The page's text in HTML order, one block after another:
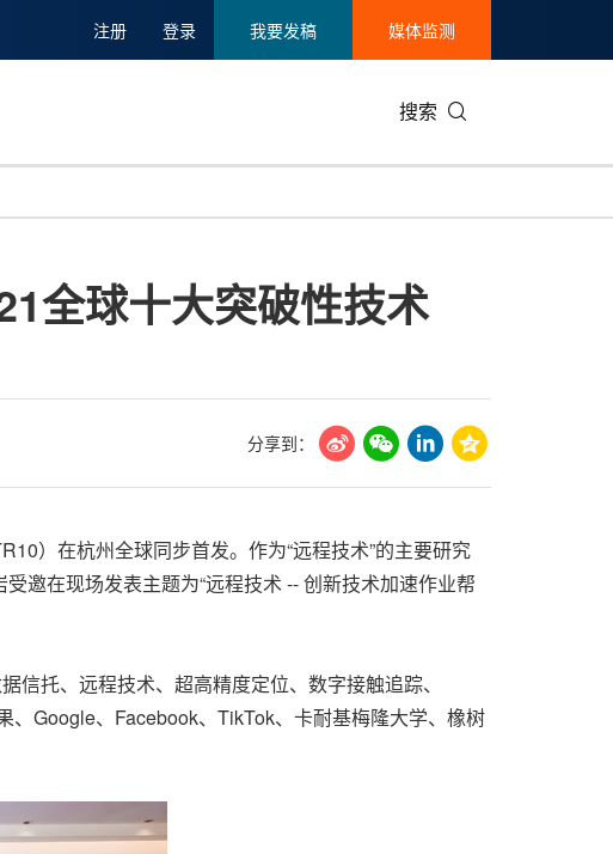
注册 登录 我要发稿 媒体监测
搜索
碳中和
娱乐时尚与艺术
新加坡
全球十大突破性技术
分享到：
）在杭州全球同步首发。作为“远程技术”的主要研究
邀在现场发表主题为“远程技术 -- 创新技术加速作业帮
信托、远程技术、超高精度定位、数字接触追踪、
Google、Facebook、TikTok、卡耐基梅隆大学、橡树